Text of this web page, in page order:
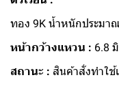
ทอง 9K น้ำหนักประมา
หน้ากว้างแหวน : 6.8
สถานะ : สินค้าสั่งทำใช้